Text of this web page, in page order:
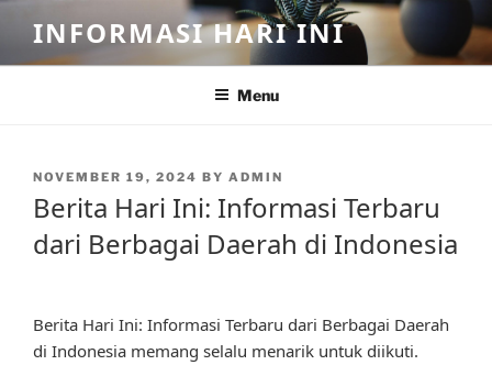
content
INFORMASI HARI INI
Menu
POSTED
NOVEMBER 19, 2024 BY ADMIN
Berita Hari Ini: Informasi Terbaru
dari Berbagai Daerah di Indonesia
Berita Hari Ini: Informasi Terbaru dari Berbagai Daerah
di Indonesia memang selalu menarik untuk diikuti.